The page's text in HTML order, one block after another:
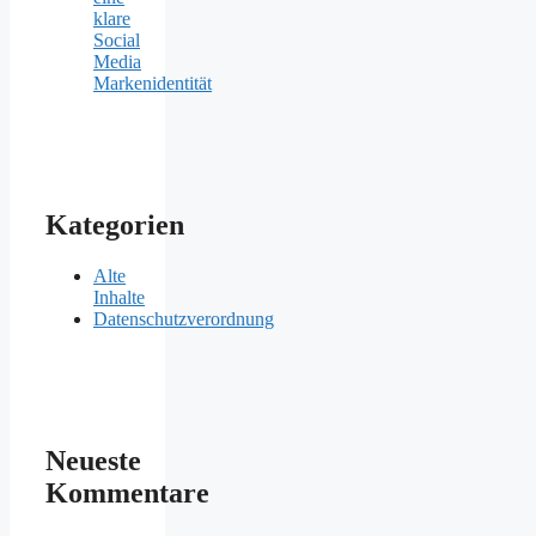
klare
Social
Media
Markenidentität
Kategorien
Alte
Inhalte
Datenschutzverordnung
Neueste
Kommentare